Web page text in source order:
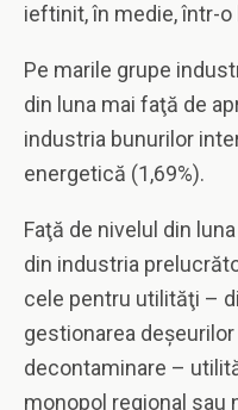
ieftinit, în medie, într-o
Pe marile grupe
din luna mai faţă de
industria bunurilor
energetică (1,69%).
Faţă de nivelul din
din industria
cele pentru utilităţi –
gestionarea
decontaminare –
monopol regional sau